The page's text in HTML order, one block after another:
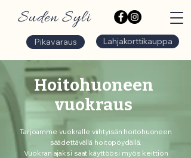
Suden Syli
Pikavaraus Lahjakorttikauppa
Hoitohuoneen
vuokraus
Tarjoamme vuokralle viihtyisän hoitohuoneen
säädettävällä hoitopöydällä.
Vuokran ajaksi saat käyttöösi myös keittiön